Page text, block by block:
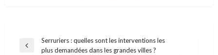
Navigation
Previous
Serruriers : quelles sont les interventions les
plus demandées dans les grandes villes ?